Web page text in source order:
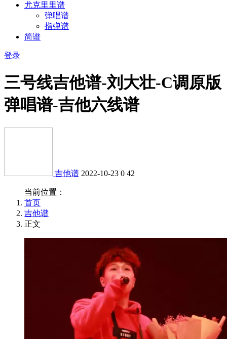
尤克里里谱
弹唱谱
指弹谱
简谱
登录
三号线吉他谱-刘大壮-C调原版
弹唱谱-吉他六线谱
吉他谱 2022-10-23 0 42
当前位置：
首页
吉他谱
正文